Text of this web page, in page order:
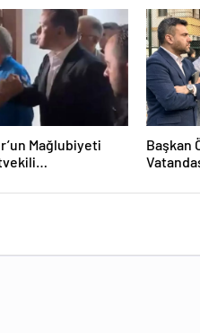
Mağlubiyeti
Başkan